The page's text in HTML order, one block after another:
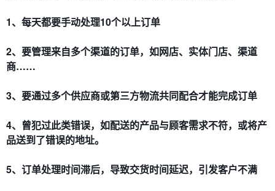
1、每天都要手动处理10个以上订单
2、要管理来自多个渠道的订单，如网店、实体门店、渠道
商……
3、要通过多个供应商或第三方物流共同配合才能完成订单
4、曾犯过此类错误，如配送的产品与顾客需求不符，或将产
品送到了错误的地址。
5、订单处理时间滞后，导致交货时间延迟，引发客户不满